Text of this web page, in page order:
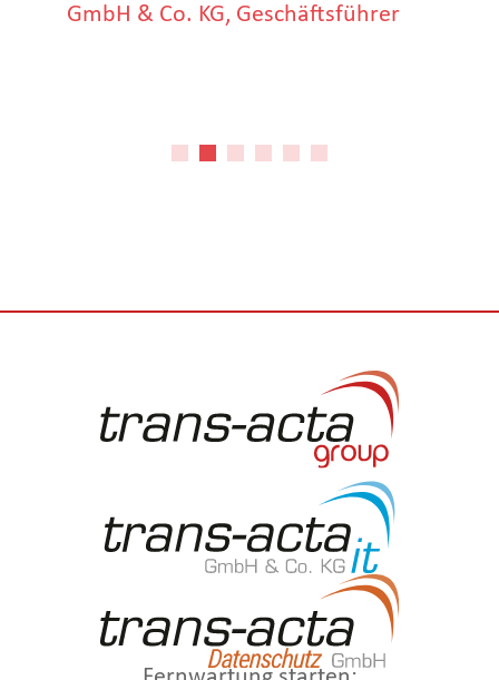
GmbH & Co. KG, Geschäftsführer